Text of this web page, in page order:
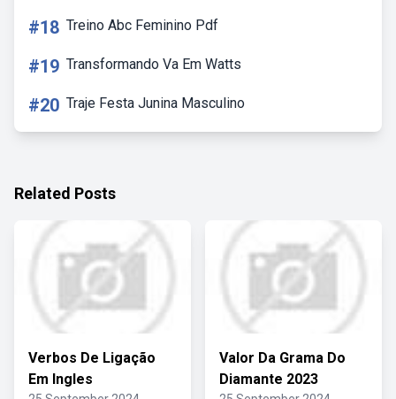
#18 Treino Abc Feminino Pdf
#19 Transformando Va Em Watts
#20 Traje Festa Junina Masculino
Related Posts
Verbos De Ligação
Em Ingles
Valor Da Grama Do
Diamante 2023